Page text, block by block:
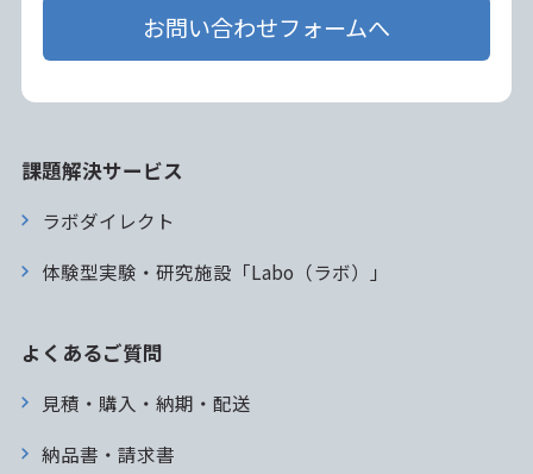
お問い合わせフォームへ
課題解決サービス
ラボダイレクト
体験型実験・研究施設「Labo（ラボ）」
よくあるご質問
見積・購入・納期・配送
納品書・請求書